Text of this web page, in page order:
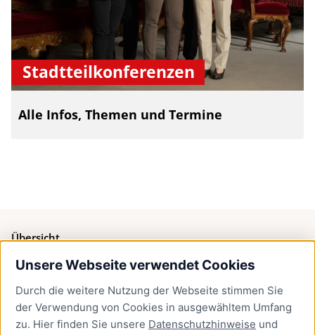
Unsere Webseite verwendet Cookies
Durch die weitere Nutzung der Webseite stimmen Sie
der Verwendung von Cookies in ausgewähltem Umfang
zu. Hier finden Sie unsere Datenschutzhinweise und
Stadtteilkonferenzen
Alle Infos, Themen und Termine
Übersicht
Bürgerservice
Presse
Newsletter Lübeck:kompakt